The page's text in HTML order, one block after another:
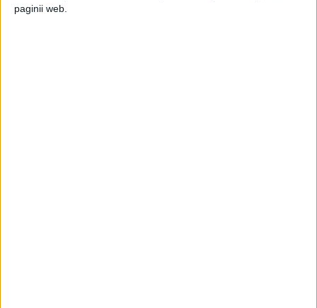
paginii web.